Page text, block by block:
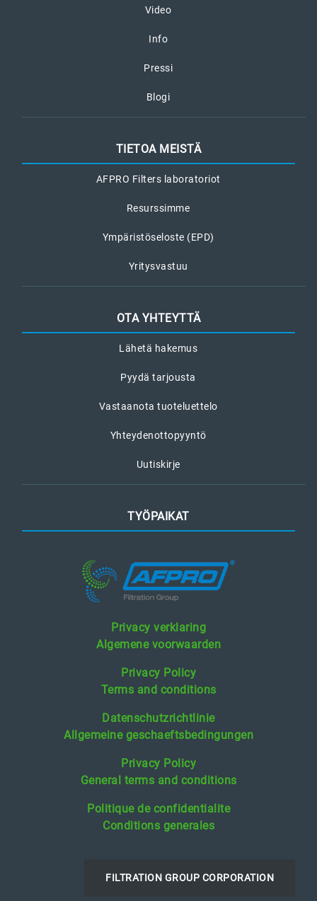
Video
Info
Pressi
Blogi
TIETOA MEISTÄ
AFPRO Filters laboratoriot
Resurssimme
Ympäristöseloste (EPD)
Yritysvastuu
OTA YHTEYTTÄ
Lähetä hakemus
Pyydä tarjousta
Vastaanota tuoteluettelo
Yhteydenottopyyntö
Uutiskirje
TYÖPAIKAT
Privacy verklaring
Algemene voorwaarden
Privacy Policy
Terms and conditions
Datenschutzrichtlinie
Allgemeine geschaeftsbedingungen
Privacy Policy
General terms and conditions
Politique de confidentialite
Conditions generales
FILTRATION GROUP CORPORATION